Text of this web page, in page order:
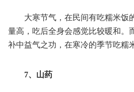
大寒节气，在民间有吃糯米饭
量高，吃后全身会感觉比较暖和。
补中益气之功，在寒冷的季节吃糯
7、山药